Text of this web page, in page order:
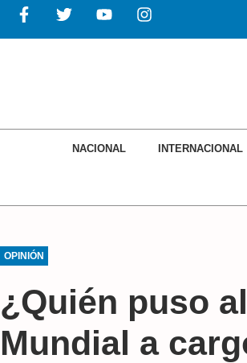
NACIONAL INTERNACIONAL
OPINIÓN
¿Quién puso
Mundial a